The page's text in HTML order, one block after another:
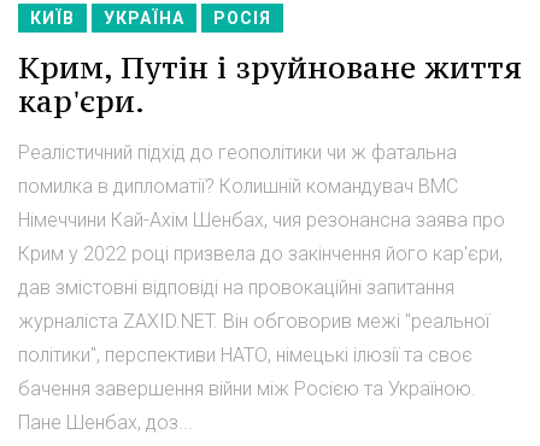
КИЇВ УКРАЇНА РОСІЯ
Крим, Путін і зруйноване життя
кар'єри.
Реалістичний підхід до геополітики чи ж фатальна
помилка в дипломатії? Колишній командувач ВМС
Німеччини Кай-Ахім Шенбах, чия резонансна заява про
Крим у 2022 році призвела до закінчення його кар'єри,
дав змістовні відповіді на провокаційні запитання
журналіста ZAXID.NET. Він обговорив межі "реальної
політики", перспективи НАТО, німецькі ілюзії та своє
бачення завершення війни між Росією та Україною.
Пане Шенбах, доз...